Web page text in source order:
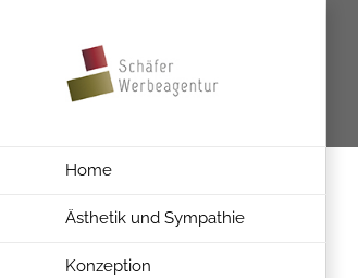
Home
Ästhetik und Sympathie
Konzeption